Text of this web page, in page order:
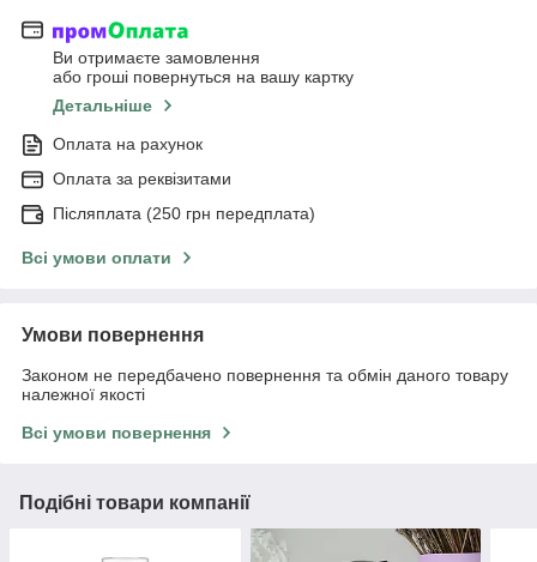
Ви отримаєте замовлення
або гроші повернуться на вашу картку
Детальніше
Оплата на рахунок
Оплата за реквізитами
Післяплата (250 грн передплата)
Всі умови оплати
Умови повернення
Законом не передбачено повернення та обмін даного товару
належної якості
Всі умови повернення
Подібні товари компанії